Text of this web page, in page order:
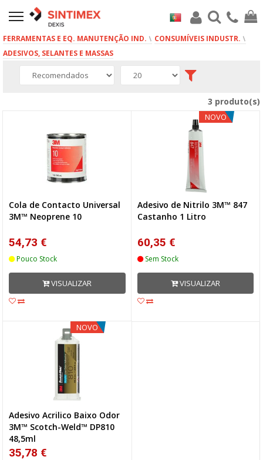
FERRAMENTAS E EQ. MANUTENÇÃO IND.
CONSUMÍVEIS INDUSTR.
ADESIVOS, SELANTES E MASSAS
3 produto(s)
Cola de Contacto Universal
3M™ Neoprene 10
54,73 €
Pouco Stock
VISUALIZAR
NOVO
Adesivo de Nitrilo 3M™ 847
Castanho 1 Litro
60,35 €
Sem Stock
VISUALIZAR
NOVO
Adesivo Acrilico Baixo Odor
3M™ Scotch-Weld™ DP810
48,5ml
35,78 €